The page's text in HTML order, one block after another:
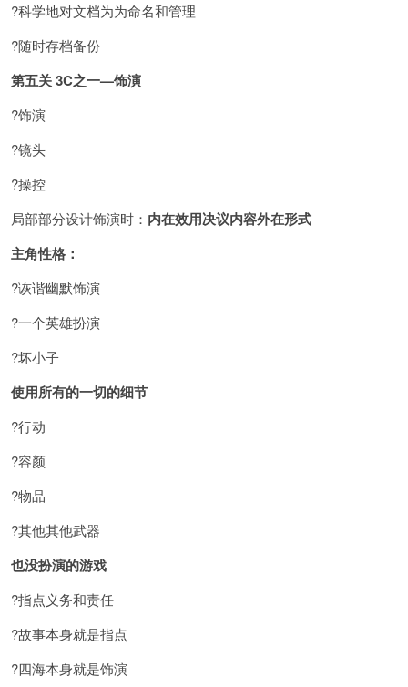
?科学地对文档为为命名和管理
?随时存档备份
第五关 3C之一—饰演
?饰演
?镜头
?操控
局部部分设计饰演时： 内在效用决议内容外在形式
主角性格：
?诙谐幽默饰演
?一个英雄扮演
?坏小子
使用所有的一切的细节
?行动
?容颜
?物品
?其他其他武器
也没扮演的游戏
?指点义务和责任
?故事本身就是指点
?四海本身就是饰演